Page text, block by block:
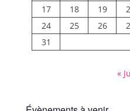
17
18 19
24
25 26
31
«